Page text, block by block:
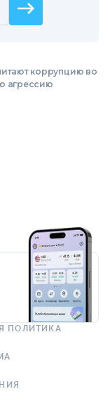
коррупцию во
агрессию
ПОЛИТИКА